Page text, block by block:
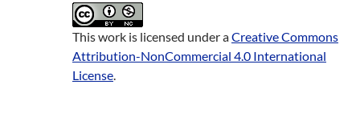
This work is licensed under aCreative Commons
Attribution-NonCommercial 4.0 International
License.